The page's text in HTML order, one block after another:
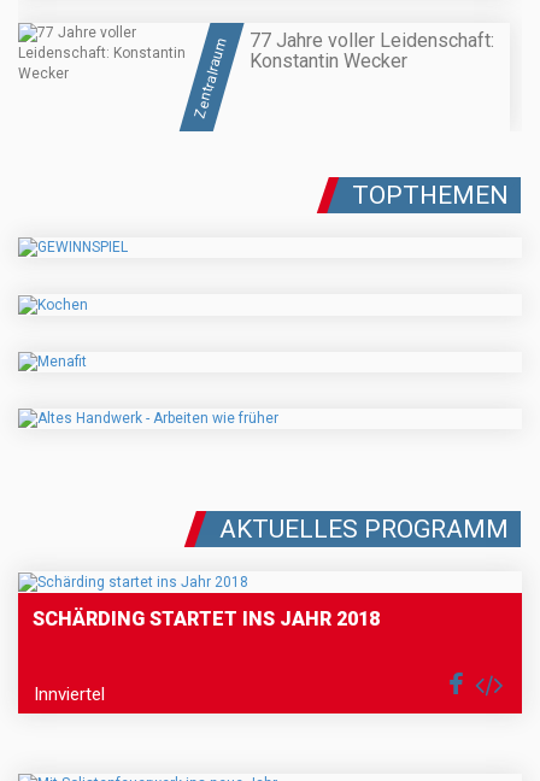
Zentralraum
77 Jahre voller Leidenschaft:
Konstantin Wecker
TOPTHEMEN
AKTUELLES PROGRAMM
SCHÄRDING STARTET INS JAHR 2018
Innviertel